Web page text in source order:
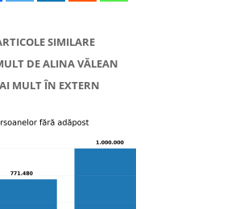
SIMILARE
DE ALINA VĂLEAN
MULT ÎN EXTERN